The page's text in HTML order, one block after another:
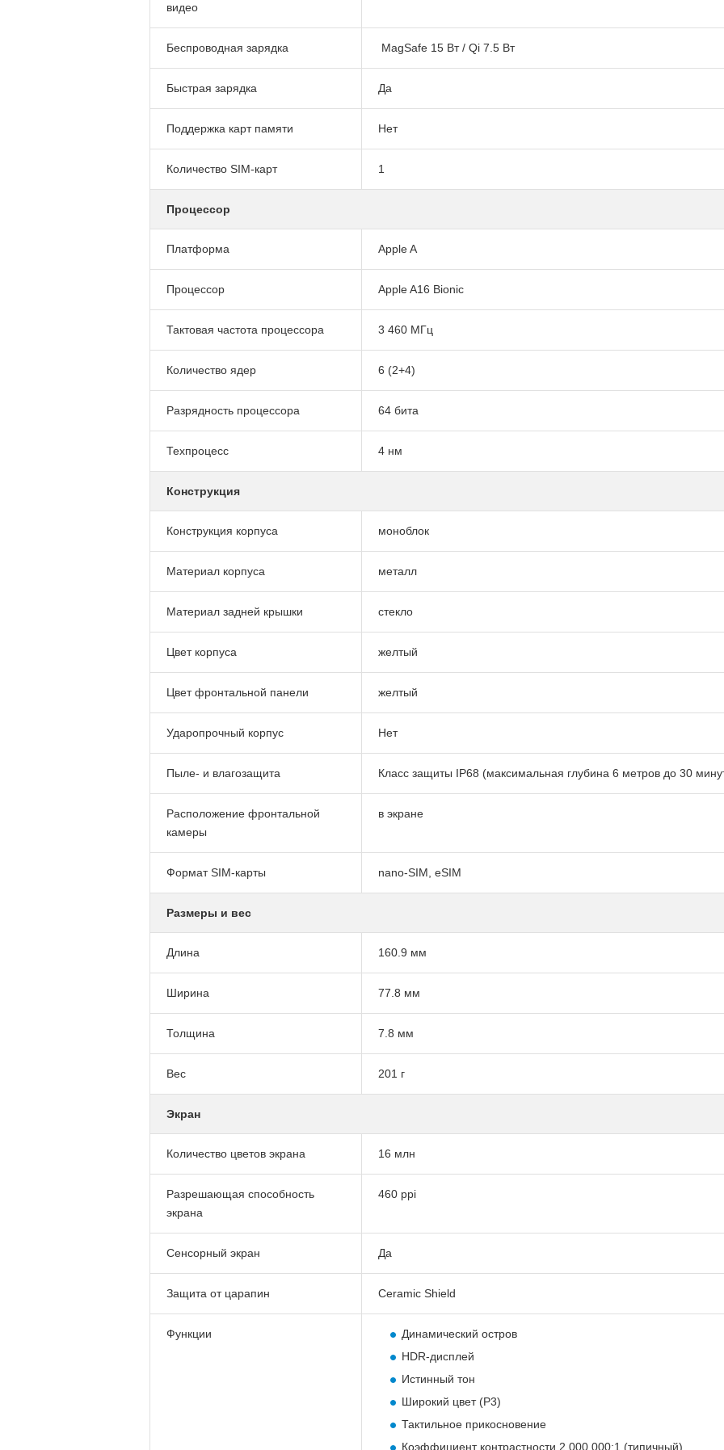
видео
Беспроводная зарядка MagSafe 15 Вт / Qi 7.5 Вт
Быстрая зарядка Да
Поддержка карт памяти Нет
Количество SIM-карт 1
Процессор
Платформа Apple A
Процессор Apple A16 Bionic
Тактовая частота процессора 3 460 МГц
Количество ядер 6 (2+4)
Разрядность процессора 64 бита
Техпроцесс 4 нм
Конструкция
Конструкция корпуса моноблок
Материал корпуса металл
Материал задней крышки стекло
Цвет корпуса желтый
Цвет фронтальной панели желтый
Ударопрочный корпус Нет
Пыле- и влагозащита Класс защиты IP68 (максимальная глубина 6 метров до 30
Расположение фронтальной
камеры
в экране
Формат SIM-карты nano-SIM, eSIM
Размеры и вес
Длина 160.9 мм
Ширина 77.8 мм
Толщина 7.8 мм
Вес 201 г
Экран
Количество цветов экрана 16 млн
Разрешающая способность
экрана
460 ppi
Сенсорный экран Да
Защита от царапин Ceramic Shield
Функции
Динамический остров
HDR-дисплей
Истинный тон
Широкий цвет (P3)
Тактильное прикосновение
Коэффициент контрастности 2 000 000:1 (типичный)